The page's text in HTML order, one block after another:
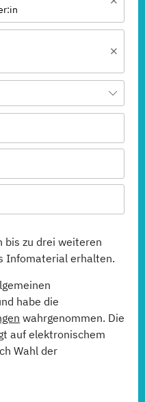
bis zu drei weiteren
Infomaterial erhalten.
habe die
wahrgenommen. Die
auf elektronischem
Wahl der